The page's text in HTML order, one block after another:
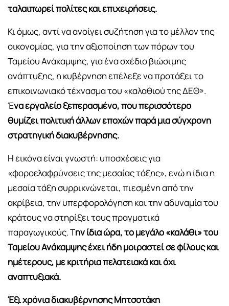
ταλαιπωρεί πολίτες και επιχειρήσεις.
Κι όμως, αντί να ανοίγει συζήτηση για το μέλλον της
οικονομίας, για την αξιοποίηση των πόρων του
Ταμείου Ανάκαμψης, για ένα σχέδιο βιώσιμης
ανάπτυξης, η κυβέρνηση επέλεξε να προτάξει το
επικοινωνιακό τέχνασμα του «καλαθιού της ΔΕΘ».
Ένα εργαλείο ξεπερασμένο, που περισσότερο
θυμίζει πολιτική άλλων εποχών παρά μια σύγχρονη
στρατηγική διακυβέρνησης.
Η εικόνα είναι γνωστή: υποσχέσεις για
«φοροελαφρύνσεις της μεσαίας τάξης», ενώ η ίδια η
μεσαία τάξη συρρικνώνεται, πιεσμένη από την
ακρίβεια, την υπερφορολόγηση και την αδυναμία του
κράτους να στηρίξει τους πραγματικά
παραγωγικούς. Την ίδια ώρα, το μεγάλο «καλάθι» του
Ταμείου Ανάκαμψης έχει ήδη μοιραστεί σε φίλους και
ημέτερους, με κριτήρια πελατειακά και όχι
αναπτυξιακά.
Έξι χρόνια διακυβέρνησης Μητσοτάκη